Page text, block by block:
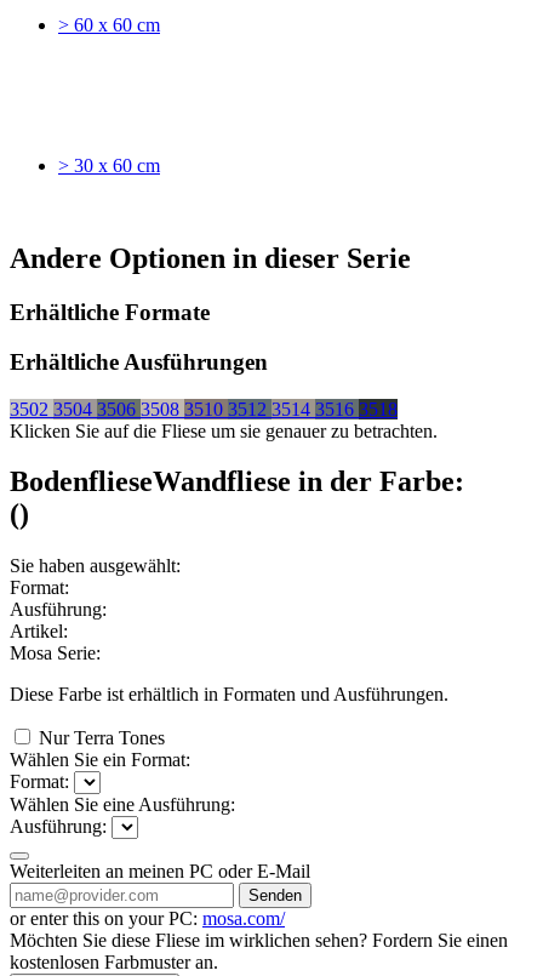
> 60 x 60 cm
> 30 x 60 cm
Andere Optionen in dieser Serie
Erhältliche Formate
Erhältliche Ausführungen
3502 3504 3506 3508 3510 3512 3514 3516 3518
Klicken Sie auf die Fliese um sie genauer zu betrachten.
BodenflieseWandfliese in der Farbe:
()
Sie haben ausgewählt:
Format:
Ausführung:
Artikel:
Mosa Serie:
Diese Farbe ist erhältlich in Formaten und Ausführungen.
Nur Terra Tones
Wählen Sie ein Format:
Format:
Wählen Sie eine Ausführung:
Ausführung:
Weiterleiten an meinen PC oder E-Mail
Senden
or enter this on your PC: mosa.com/
Möchten Sie diese Fliese im wirklichen sehen? Fordern Sie einen
kostenlosen Farbmuster an.